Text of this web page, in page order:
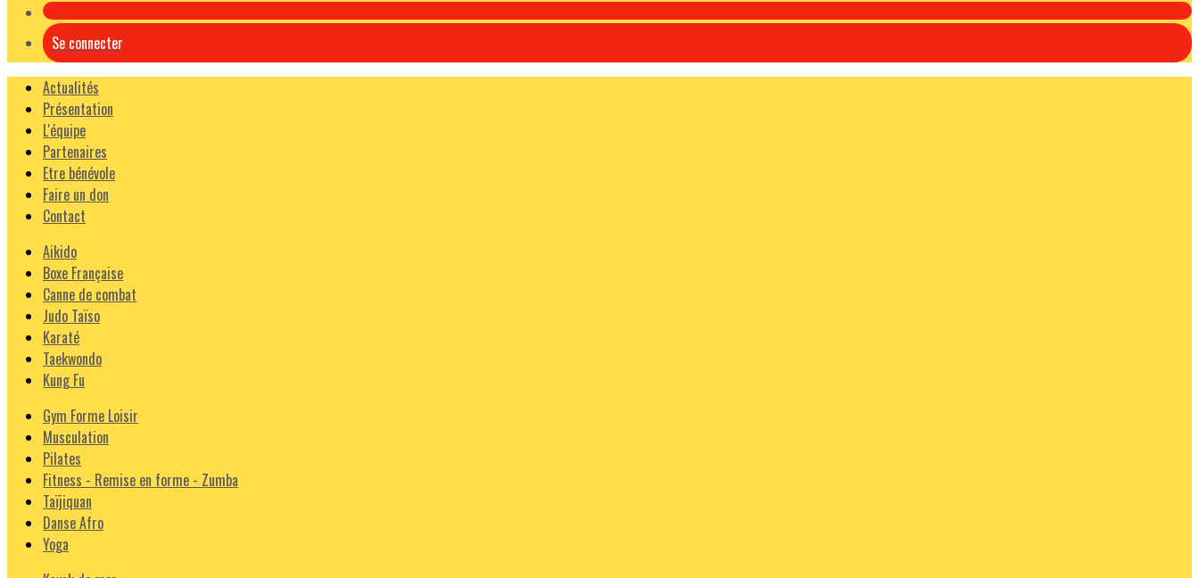
Se connecter
Actualités
Présentation
L'équipe
Partenaires
Etre bénévole
Faire un don
Contact
Aikido
Boxe Française
Canne de combat
Judo Taïso
Karaté
Taekwondo
Kung Fu
Gym Forme Loisir
Musculation
Pilates
Fitness - Remise en forme - Zumba
Taïjiquan
Danse Afro
Yoga